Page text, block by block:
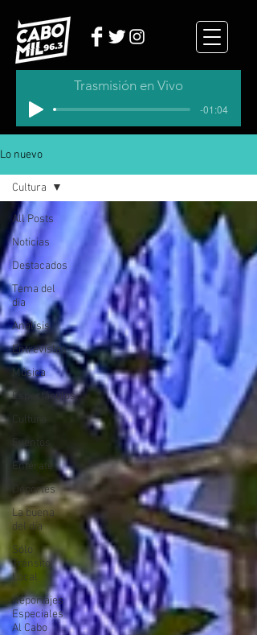
Trasmisión en Vivo
-01:04
Lo nuevo
All Posts
Noticias
Destacados
Tema del
dia
Analisis
Entrevistas
Música
Espectáculos
Cultura
Eventos
Entérate
Deportes
La buena
del día
Sólo
Tránsito
Local
Reportajes
Especiales
Al Cabo
Cultura